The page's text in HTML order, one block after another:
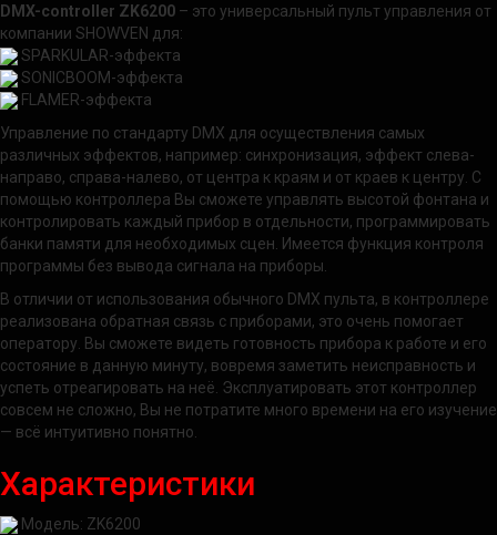
DMX-controller ZK6200 – это универсальный пульт управления от
компании SHOWVEN для:
SPARKULAR-эффекта
SONICBOOM-эффекта
FLAMER-эффекта
Управление по стандарту DMX для осуществления самых
различных эффектов, например: синхронизация, эффект слева-
направо, справа-налево, от центра к краям и от краев к центру. С
помощью контроллера Вы сможете управлять высотой фонтана и
контролировать каждый прибор в отдельности, программировать
банки памяти для необходимых сцен. Имеется функция контроля
программы без вывода сигнала на приборы.
В отличии от использования обычного DMX пульта, в контроллере
реализована обратная связь с приборами, это очень помогает
оператору. Вы сможете видеть готовность прибора к работе и его
состояние в данную минуту, вовремя заметить неисправность и
успеть отреагировать на неё. Эксплуатировать этот контроллер
совсем не сложно, Вы не потратите много времени на его изучение
— всё интуитивно понятно.
Характеристики
Модель: ZK6200